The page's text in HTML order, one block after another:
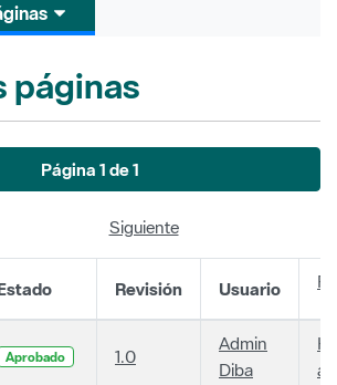
páginas
Página 1 de 1
Siguiente
Revisión Usuario
Aprobado 1.0
Admin
Diba